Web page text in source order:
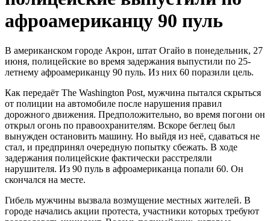
афроамериканцу 90 пуль
В американском городе Акрон, штат Огайо в понедельник, 27
июня, полицейские во время задержания выпустили по 25-
летнему афроамериканцу 90 пуль. Из них 60 поразили цель.
Как передаёт The Washington Post, мужчина пытался скрыться
от полиции на автомобиле после нарушения правил
дорожного движения. Предположительно, во время погони он
открыл огонь по правоохранителям. Вскоре беглец был
вынужден остановить машину. Но выйдя из неё, сдаваться не
стал, и предпринял очередную попытку сбежать. В ходе
задержания полицейские фактически расстреляли
нарушителя. Из 90 пуль в афроамериканца попали 60. Он
скончался на месте.
Гибель мужчины вызвала возмущение местных жителей. В
городе начались акции протеста, участники которых требуют